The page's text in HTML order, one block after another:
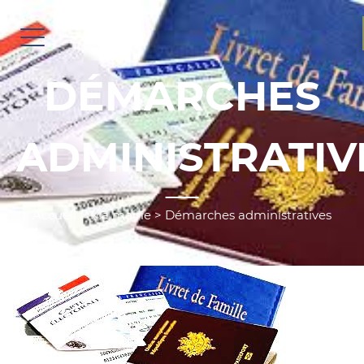
DÉMARCHES
Accueil>Ma mairie > Démarches administratives